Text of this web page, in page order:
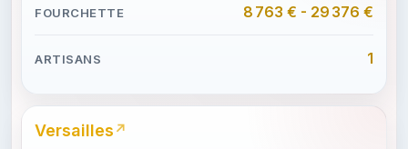
8 763 € - 29 376 €
1
Versailles